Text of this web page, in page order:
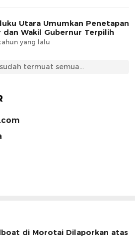
Utara Umumkan Penetapan
dan Wakil Gubernur Terpilih
yang lalu
termuat semua...
di Morotai Dilaporkan atas